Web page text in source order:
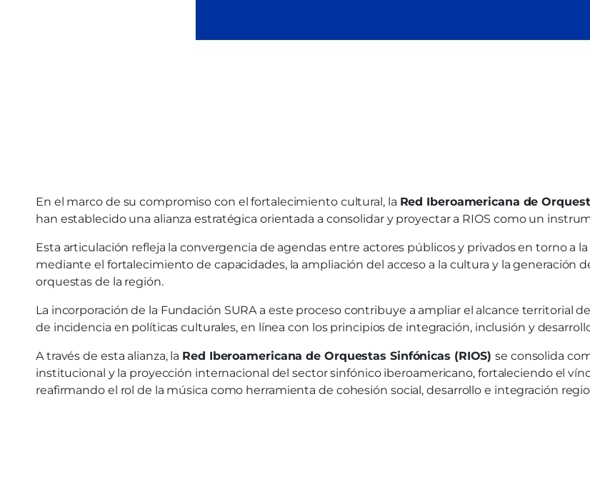
En el marco de su compromiso con el fortalecimiento cultural, la Red Iberoamericana de
han establecido una alianza estratégica orientada a consolidar y proyectar a RIOS como un
Esta articulación refleja la convergencia de agendas entre actores públicos y privados en torno a
mediante el fortalecimiento de capacidades, la ampliación del acceso a la cultura y la generación
orquestas de la región.
La incorporación de la Fundación SURA a este proceso contribuye a ampliar el alcance territorial
de incidencia en políticas culturales, en línea con los principios de integración, inclusión y
A través de esta alianza, la Red Iberoamericana de Orquestas Sinfónicas (RIOS)se consolida
institucional y la proyección internacional del sector sinfónico iberoamericano, fortaleciendo el
reafirmando el rol de la música como herramienta de cohesión social, desarrollo e integración